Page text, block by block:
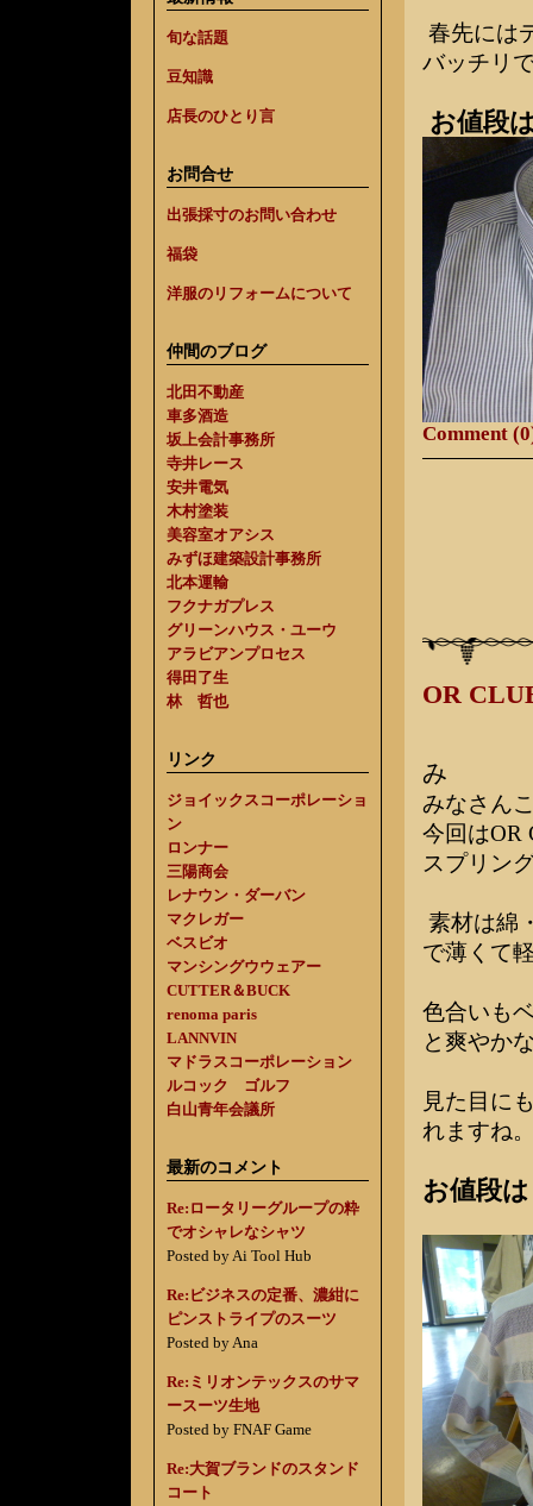
旬な話題
豆知識
店長のひとり言
お問合せ
出張採寸のお問い合わせ
福袋
洋服のリフォームについて
仲間のブログ
北田不動産
車多酒造
坂上会計事務所
寺井レース
安井電気
木村塗装
美容室オアシス
みずほ建築設計事務所
北本運輸
フクナガプレス
グリーンハウス・ユーウ
アラビアンプロセス
得田了生
林 哲也
リンク
ジョイックスコーポレーショ
ン
ロンナー
三陽商会
レナウン・ダーバン
マクレガー
ベスビオ
マンシングウウェアー
CUTTER＆BUCK
renoma paris
LANNVIN
マドラスコーポレーション
ルコック ゴルフ
白山青年会議所
最新のコメント
Re:ロータリーグループの粋
でオシャレなシャツ
Posted by Ai Tool Hub
Re:ビジネスの定番、濃紺に
ピンストライプのスーツ
Posted by Ana
Re:ミリオンテックスのサマ
ースーツ生地
Posted by FNAF Game
Re:大賀ブランドのスタンド
コート
春先には
バッチリ
お値段
Comment
OR
み
みなさん
今回はOR
スプリン
素材は綿
で薄くて
色合いも
と爽やか
見た目に
れますね
お値段